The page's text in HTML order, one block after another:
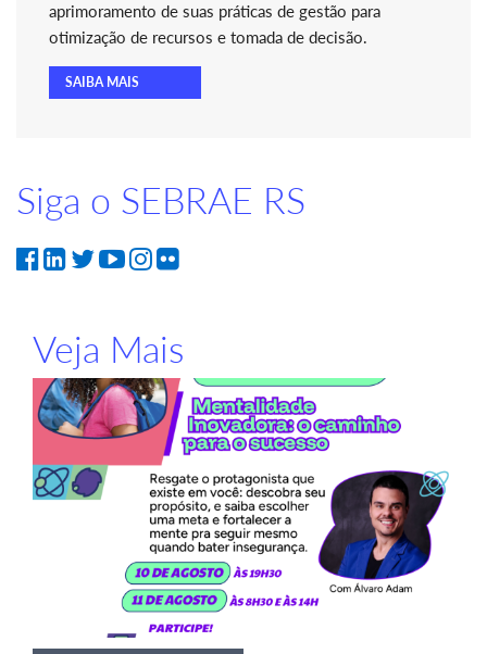
aprimoramento de suas práticas de gestão para
otimização de recursos e tomada de decisão.
SAIBA MAIS
Siga o SEBRAE RS
Veja Mais